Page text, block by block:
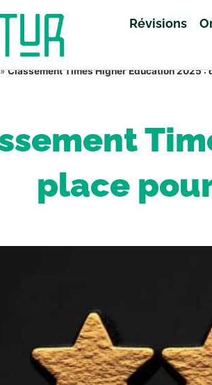
Révisions
Classement Times Higher Education 2025
place